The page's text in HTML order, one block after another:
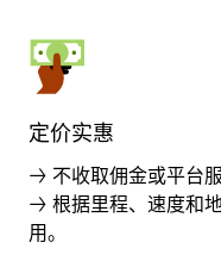
定价实惠
→ 不收取佣金或平台
→ 根据里程、速度和
用。